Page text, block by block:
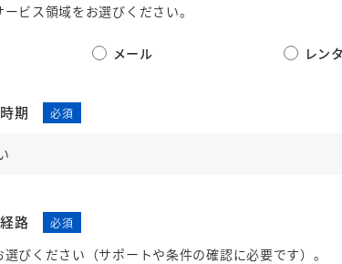
ビス領域をお選びください。
メール レン
期
路
びください（サポートや条件の確認に必要です）。